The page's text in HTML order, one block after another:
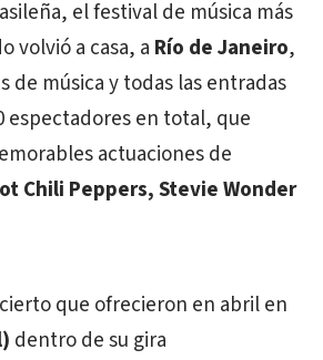
el festival de música más
volvió a casa, a Río de Janeiro,
de música y todas las entradas
espectadores en total, que
actuaciones de
Chili Peppers, Stevie Wonder
que ofrecieron en abril en
dentro de su gira